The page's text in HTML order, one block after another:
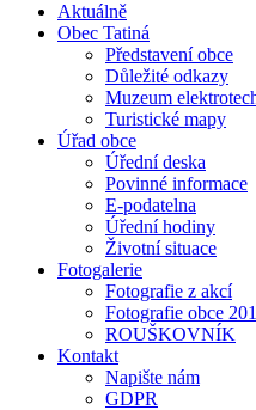
Aktuálně
Obec Tatiná
Představení obce
Důležité odkazy
Muzeum
Turistické mapy
Úřad obce
Úřední deska
Povinné informace
E-podatelna
Úřední hodiny
Životní situace
Fotogalerie
Fotografie z akcí
Fotografie obce
ROUŠKOVNÍK
Kontakt
Napište nám
GDPR